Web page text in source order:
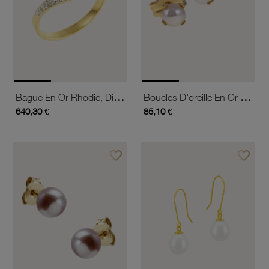
Bague En Or Rhodié, Diamant Et Perle De Culture De Tahiti
640,30 €
Boucles D'oreille En Or Jaune, Perle De Culture
85,10 €
favorite_borderAjouter à vos favoris favorite_borderAjouter